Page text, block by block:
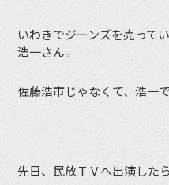
いわきでジーンズを売って
浩一さん。
佐藤浩市じゃなくて、浩一で
先日、民放ＴＶへ出演した